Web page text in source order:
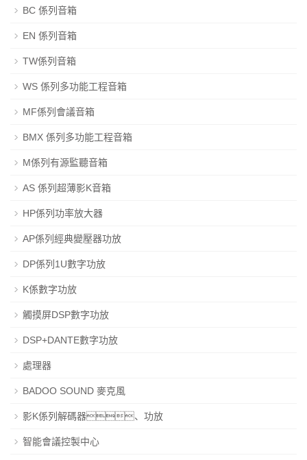
BC 係列音箱
EN 係列音箱
TW係列音箱
WS 係列多功能工程音箱
MF係列會議音箱
BMX 係列多功能工程音箱
M係列有源監聽音箱
AS 係列超薄影K音箱
HP係列功率放大器
AP係列經典變壓器功放
DP係列1U數字功放
K係數字功放
觸摸屏DSP數字功放
DSP+DANTE數字功放
處理器
BADOO SOUND 麥克風
影K係列解碼器、功放
智能會議控製中心